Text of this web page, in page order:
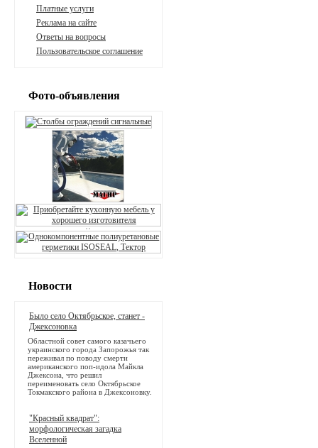
Платные услуги
Реклама на сайте
Ответы на вопросы
Пользовательское соглашение
Фото-объявления
Новости
Было село Октябрьское, станет -
Джексоновка
Областной совет самого казачьего
украинского города Запорожья так
переживал по поводу смерти
американского поп-идола Майкла
Джексона, что решил
переименовать село Октябрьское
Токмакского района в Джексоновку.
"Красный квадрат":
морфологическая загадка
Вселенной